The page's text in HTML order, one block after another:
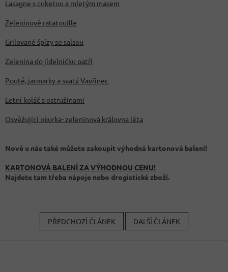
Lasagne s cuketou a mletým masem
Zeleninové ratatouille
Grilované špízy se salsou
Zelenina do jídelníčku patří
Poutě, jarmarky a svatý Vavřinec
Letní koláč s ostružinami
Osvěžující okurka- zeleninová královna léta
Nově u nás také můžete zakoupit výhodná kartonová balení!
KARTONOVÁ BALENÍ ZA VÝHODNOU CENU!
Najdete tam třeba nápoje nebo drogistické zboží.
PŘEDCHOZÍ ČLÁNEK DALŠÍ ČLÁNEK